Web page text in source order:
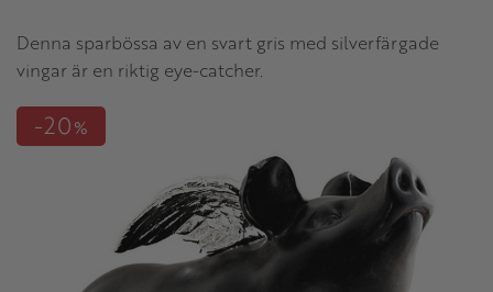
Denna sparbössa av en svart gris med silverfärgade
vingar är en riktig eye-catcher.
20%